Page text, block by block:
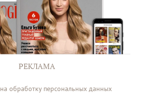
РЕКЛАМА
на обработку персональных данных